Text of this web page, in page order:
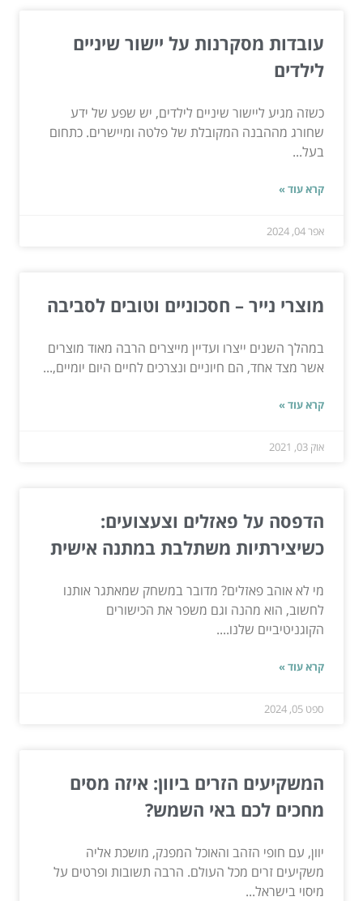
עובדות מסקרנות על יישור שיניים
לילדים
כשזה מגיע ליישור שיניים לילדים, יש שפע של ידע
שחורג מההבנה המקובלת של פלטה ומיישרים. כתחום
בעל...
קרא עוד »
אפר 04, 2024
מוצרי נייר – חסכוניים וטובים לסביבה
במהלך השנים ייצרו ועדיין מייצרים הרבה מאוד מוצרים
אשר מצד אחד, הם חיוניים ונצרכים לחיים היום יומיים,...
קרא עוד »
אוק 03, 2021
הדפסה על פאזלים וצעצועים:
כשיצירתיות משתלבת במתנה אישית
מי לא אוהב פאזלים? מדובר במשחק שמאתגר אותנו
לחשוב, הוא מהנה וגם משפר את הכישורים
הקוגניטיביים שלנו....
קרא עוד »
ספט 05, 2024
המשקיעים הזרים ביוון: איזה מסים
מחכים לכם באי השמש?
יוון, עם חופי הזהב והאוכל המפנק, מושכת אליה
משקיעים זרים מכל העולם. הרבה תשובות ופרטים על
מיסוי בישראל...